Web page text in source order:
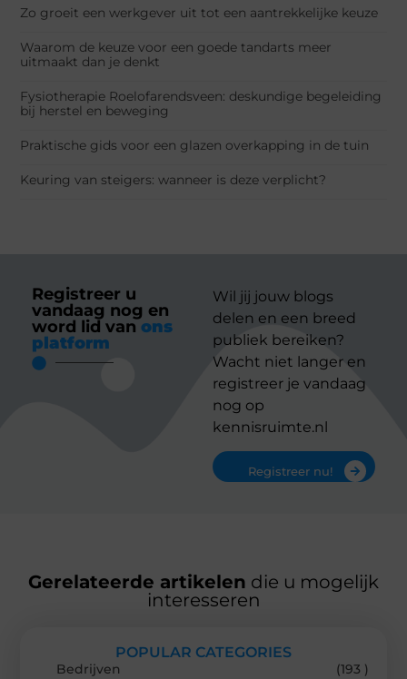
Zo groeit een werkgever uit tot een aantrekkelijke keuze
Waarom de keuze voor een goede tandarts meer
uitmaakt dan je denkt
Fysiotherapie Roelofarendsveen: deskundige begeleiding
bij herstel en beweging
Praktische gids voor een glazen overkapping in de tuin
Keuring van steigers: wanneer is deze verplicht?
Registreer u
vandaag nog en
word lid van ons
platform
Wil jij jouw blogs
delen en een breed
publiek bereiken?
Wacht niet langer en
registreer je vandaag
nog op
kennisruimte.nl
Registreer nu!
Gerelateerde artikelen die u mogelijk
interesseren
POPULAR CATEGORIES
Bedrijven
(193 )